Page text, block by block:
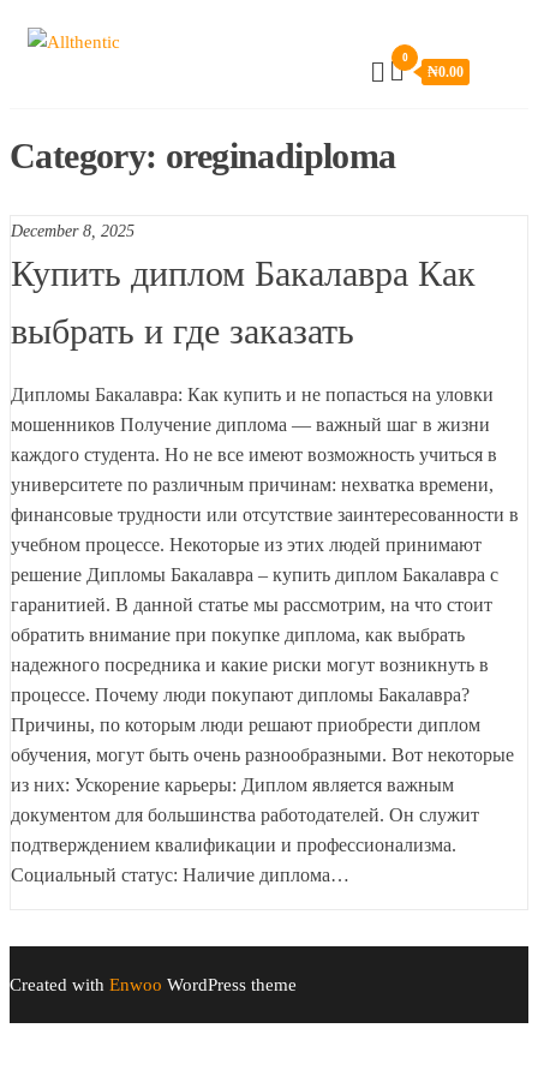
0
₦0.00
Category: oreginadiploma
December 8, 2025
Купить диплом Бакалавра Как
выбрать и где заказать
Дипломы Бакалавра: Как купить и не попасться на уловки
мошенников Получение диплома — важный шаг в жизни
каждого студента. Но не все имеют возможность учиться в
университете по различным причинам: нехватка времени,
финансовые трудности или отсутствие заинтересованности в
учебном процессе. Некоторые из этих людей принимают
решение Дипломы Бакалавра – купить диплом Бакалавра с
гаранитией. В данной статье мы рассмотрим, на что стоит
обратить внимание при покупке диплома, как выбрать
надежного посредника и какие риски могут возникнуть в
процессе. Почему люди покупают дипломы Бакалавра?
Причины, по которым люди решают приобрести диплом
обучения, могут быть очень разнообразными. Вот некоторые
из них: Ускорение карьеры: Диплом является важным
документом для большинства работодателей. Он служит
подтверждением квалификации и профессионализма.
Социальный статус: Наличие диплома…
Created with Enwoo WordPress theme